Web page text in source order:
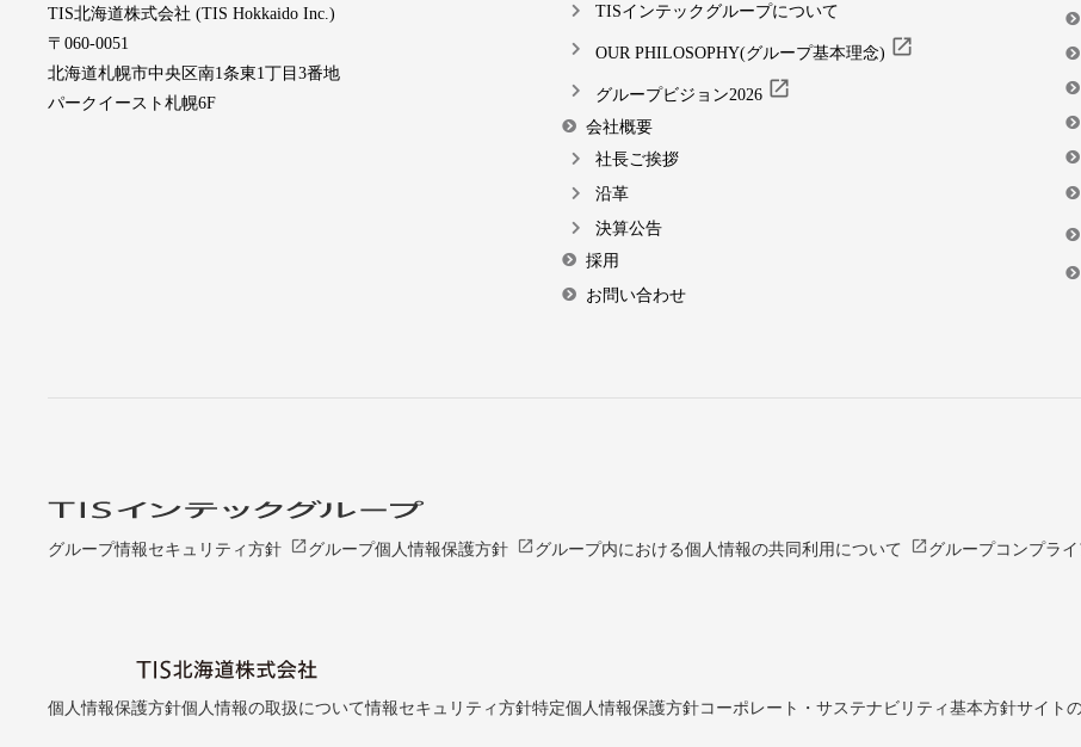
TIS北海道株式会社 (TIS Hokkaido Inc.)
〒060-0051
北海道札幌市中央区南1条東1丁目3番地
パークイースト札幌6F
TISインテックグループについて
OUR PHILOSOPHY(グループ基本理念) open_in_new
グループビジョン2026 open_in_new
会社概要
社長ご挨拶
沿革
決算公告
採用
お問い合わせ
グループ情報セキュリティ方針 open_in_new グループ個人情報保護方針 open_in_new グループ内における個人情報の共同利用について open_in_new グループコンプライ
個人情報保護方針個人情報の取扱について情報セキュリティ方針特定個人情報保護方針コーポレート・サステナビリティ基本方針サイト